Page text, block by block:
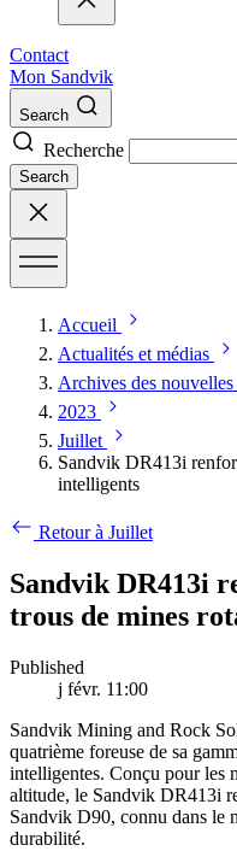
Contact
Mon Sandvik
Search
Recherche
Search
Accueil
Actualités et médias
Archives des nouvelles
2023
Juillet
Sandvik DR413i
intelligents
Retour à Juillet
Sandvik DR413i
trous de mines
Published
j févr. 11:00
Sandvik Mining and Rock
quatrième foreuse de sa
intelligentes. Conçu pour les
altitude, le Sandvik DR413i
Sandvik D90, connu dans le
durabilité.